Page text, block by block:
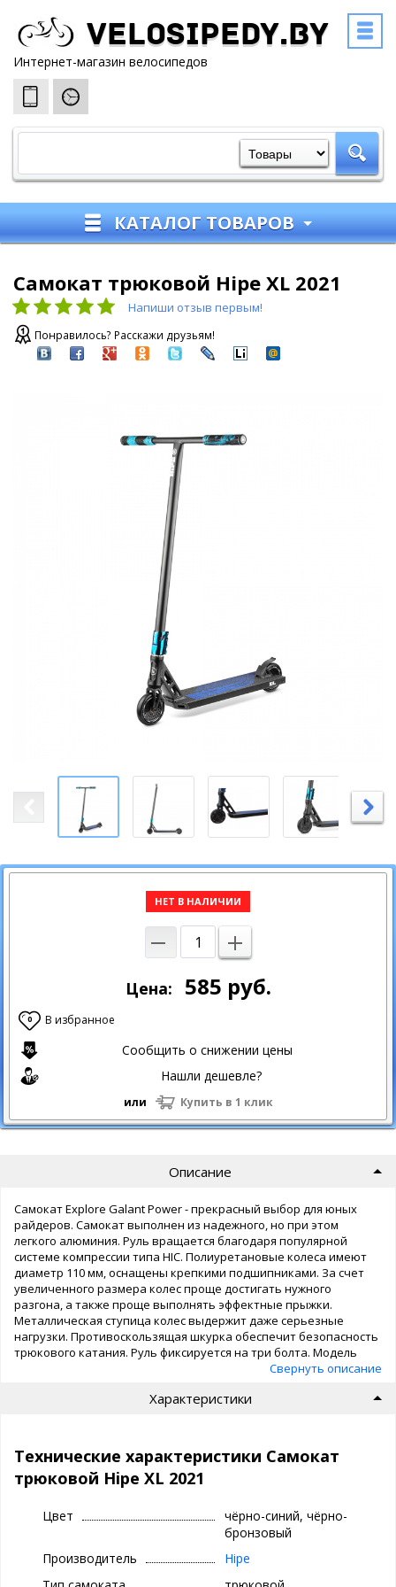
Velosipedy.by
Интернет-магазин велосипедов
КАТАЛОГ ТОВАРОВ
Самокат трюковой Hipe XL 2021
Напиши отзыв первым!
Понравилось? Расскажи друзьям!
НЕТ В НАЛИЧИИ
Цена: 585 руб.
0 В избранное
Сообщить о снижении цены
Нашли дешевле?
или Купить в 1 клик
Описание
Самокат Explore Galant Power - прекрасный выбор для юных
райдеров. Самокат выполнен из надежного, но при этом
легкого алюминия. Руль вращается благодаря популярной
системе компрессии типа HIC. Полиуретановые колеса имеют
диаметр 110 мм, оснащены крепкими подшипниками. За счет
увеличенного размера колес проще достигать нужного
разгона, а также проще выполнять эффектные прыжки.
Металлическая ступица колес выдержит даже серьезные
нагрузки. Противоскользящая шкурка обеспечит безопасность
трюкового катания. Руль фиксируется на три болта. Модель
представлена в двух цветах - медном и черном.Свернуть описание
Характеристики
Технические характеристики Самокат
трюковой Hipe XL 2021
Цвет
чёрно-синий, чёрно-
бронзовый
Производитель
Hipe